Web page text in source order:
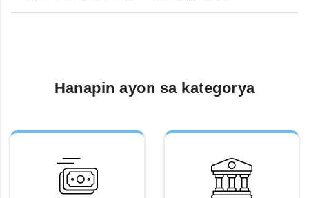
Hanapin ayon sa kategorya